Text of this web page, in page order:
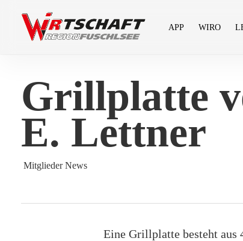
APP WIRO
Grillplatte
E. Lettner
Mitglieder News
Eine Grillplatte besteht aus